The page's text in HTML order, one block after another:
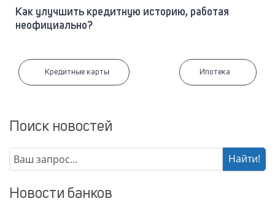
Как улучшить кредитную историю, работая
неофициально?
Кредитные карты Ипотека
Поиск новостей
Новости банков